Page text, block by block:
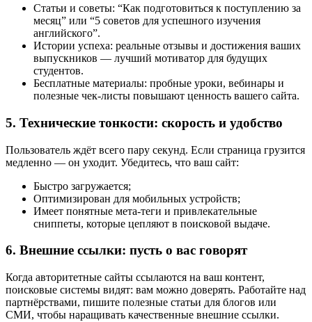
Статьи и советы: “Как подготовиться к поступлению за
месяц” или “5 советов для успешного изучения
английского”.
Истории успеха: реальные отзывы и достижения ваших
выпускников — лучший мотиватор для будущих
студентов.
Бесплатные материалы: пробные уроки, вебинары и
полезные чек-листы повышают ценность вашего сайта.
5. Технические тонкости: скорость и удобство
Пользователь ждёт всего пару секунд. Если страница грузится
медленно — он уходит. Убедитесь, что ваш сайт:
Быстро загружается;
Оптимизирован для мобильных устройств;
Имеет понятные мета-теги и привлекательные
сниппеты, которые цепляют в поисковой выдаче.
6. Внешние ссылки: пусть о вас говорят
Когда авторитетные сайты ссылаются на ваш контент,
поисковые системы видят: вам можно доверять. Работайте над
партнёрствами, пишите полезные статьи для блогов или
СМИ, чтобы наращивать качественные внешние ссылки.